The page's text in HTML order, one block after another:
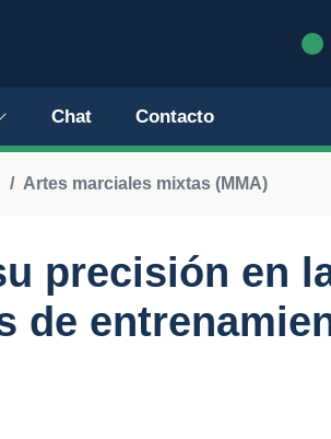
Chat Contacto
Artes marciales mixtas (MMA)
precisión en
de